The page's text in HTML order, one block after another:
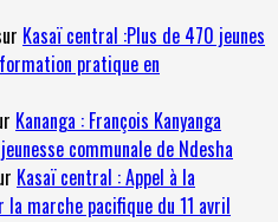
Kasaï central :Plus de 470 jeunes
pratique en
Kananga : François Kanyanga
communale de Ndesha
Kasaï central : Appel à la
marche pacifique du 11 avril